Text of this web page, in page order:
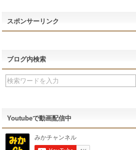
スポンサーリンク
ブログ内検索
Youtubeで動画配信中